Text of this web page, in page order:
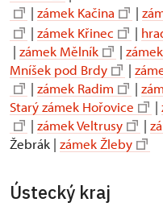
| zámek Kačina |
| zámek Křinec |
| zámek Mělník |
Mníšek pod Brdy
|
| zámek Radim |
Starý zámek Hořovice
|
| zámek Veltrusy |
Žebrák | zámek Žleby
Ústecký kraj